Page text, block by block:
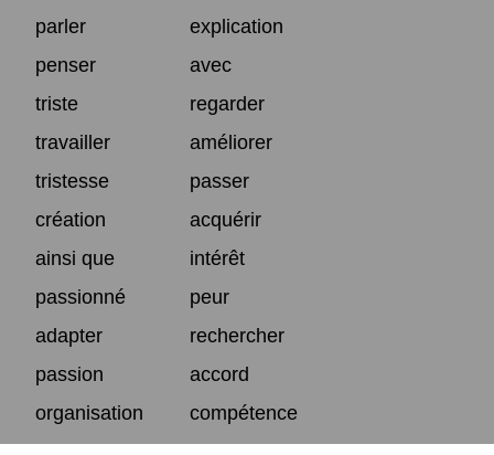
parler
explication
penser
avec
triste
regarder
travailler
améliorer
tristesse
passer
création
acquérir
ainsi que
intérêt
passionné
peur
adapter
rechercher
passion
accord
organisation
compétence